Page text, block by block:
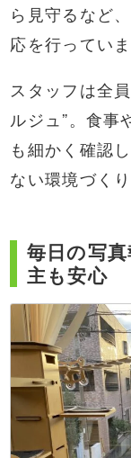
ら見守るなど
応を行っていま
スタッフは全
ルジュ”。食事
も細かく確認
ない環境づく
毎日の写
主も安心